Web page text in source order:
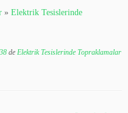
» Elektrik Tesislerinde
de Elektrik Tesislerinde Topraklamalar